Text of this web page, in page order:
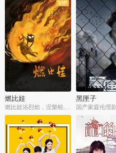
燃比娃
燃比娃浴烈焰，涅槃蜕变成人
黑匣子
国产家庭伦理剧